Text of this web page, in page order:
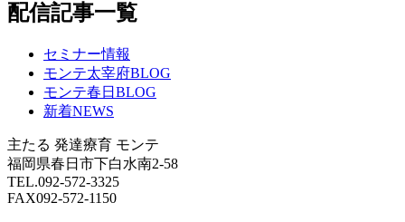
配信記事一覧
セミナー情報
モンテ太宰府BLOG
モンテ春日BLOG
新着NEWS
主たる 発達療育 モンテ
福岡県春日市下白水南2-58
TEL.092-572-3325
FAX092-572-1150